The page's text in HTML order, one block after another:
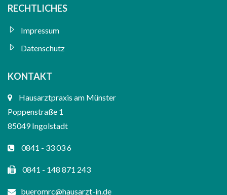
RECHTLICHES
Impressum
Datenschutz
KONTAKT
Hausarztpraxis am Münster
Poppenstraße 1
85049 Ingolstadt
0841 - 33 03 6
0841 - 148 871 243
bueromrc@hausarzt-in.de